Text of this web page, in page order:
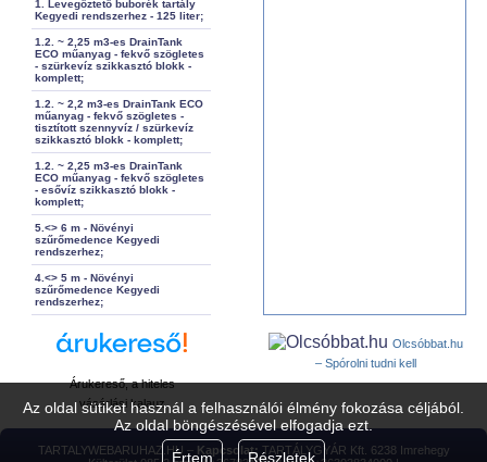
Az oldal sütiket használ a felhasználói élmény fokozása céljából.
Az oldal böngészésével elfogadja ezt.
Értem
Részletek
1. Levegőztető buborék tartály
Kegyedi rendszerhez - 125 liter;
1.2. ~ 2,25 m3-es DrainTank
ECO műanyag - fekvő szögletes
- szürkevíz szikkasztó blokk -
komplett;
1.2. ~ 2,2 m3-es DrainTank ECO
műanyag - fekvő szögletes -
tisztított szennyvíz / szürkevíz
szikkasztó blokk - komplett;
1.2. ~ 2,25 m3-es DrainTank
ECO műanyag - fekvő szögletes
- esővíz szikkasztó blokk -
komplett;
5.<> 6 m - Növényi
szűrőmedence Kegyedi
rendszerhez;
4.<> 5 m - Növényi
szűrőmedence Kegyedi
rendszerhez;
Árukereső, a hiteles
vásárlási kalauz
Olcsóbbat.hu
– Spórolni tudni kell
TARTALYWEBARUHAZ.HU – Kapcsolat: TARTÁLYGYÁR Kft. 6238 Imrehegy